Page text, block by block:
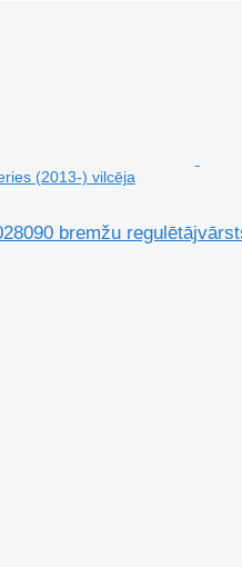
(2013-) vilcēja
bremžu